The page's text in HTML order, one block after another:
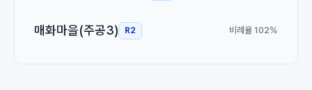
매화마을(주공3) R2 비례율 102%